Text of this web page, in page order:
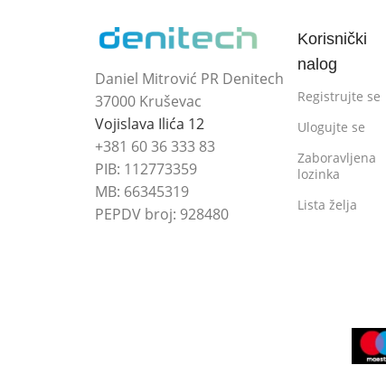
Daniel Mitrović PR Denitech
37000 Kruševac
Vojislava Ilića 12
+381 60 36 333 83
PIB: 112773359
MB: 66345319
PEPDV broj: 928480
Korisnički
nalog
Registrujte se
Ulogujte se
Zaboravljena
lozinka
Lista želja